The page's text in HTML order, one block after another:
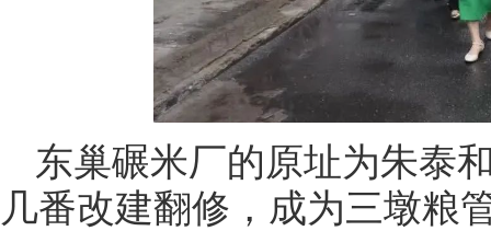
东巢碾米厂的原址为朱泰
几番改建翻修，成为三墩粮